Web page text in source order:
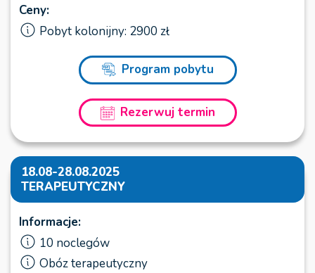
Ceny:
Pobyt kolonijny: 2900 zł
Program pobytu
Rezerwuj termin
18.08-28.08.2025
TERAPEUTYCZNY
Informacje:
10 noclegów
Obóz terapeutyczny